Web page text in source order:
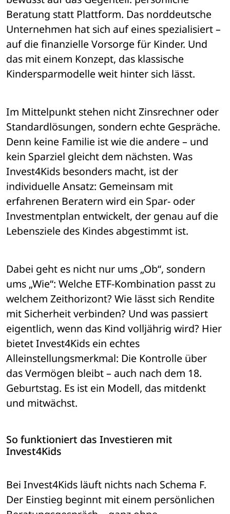
Beratung statt Plattform. Das norddeutsche
Unternehmen hat sich auf eines spezialisiert –
auf die finanzielle Vorsorge für Kinder. Und
das mit einem Konzept, das klassische
Kindersparmodelle weit hinter sich lässt.
Im Mittelpunkt stehen nicht Zinsrechner oder
Standardlösungen, sondern echte Gespräche.
Denn keine Familie ist wie die andere – und
kein Sparziel gleicht dem nächsten. Was
Invest4Kids besonders macht, ist der
individuelle Ansatz: Gemeinsam mit
erfahrenen Beratern wird ein Spar- oder
Investmentplan entwickelt, der genau auf die
Lebensziele des Kindes abgestimmt ist.
Dabei geht es nicht nur ums „Ob“, sondern
ums „Wie“: Welche ETF-Kombination passt zu
welchem Zeithorizont? Wie lässt sich Rendite
mit Sicherheit verbinden? Und was passiert
eigentlich, wenn das Kind volljährig wird? Hier
bietet Invest4Kids ein echtes
Alleinstellungsmerkmal: Die Kontrolle über
das Vermögen bleibt – auch nach dem 18.
Geburtstag. Es ist ein Modell, das mitdenkt
und mitwächst.
So funktioniert das Investieren mit
Invest4Kids
Bei Invest4Kids läuft nichts nach Schema F.
Der Einstieg beginnt mit einem persönlichen